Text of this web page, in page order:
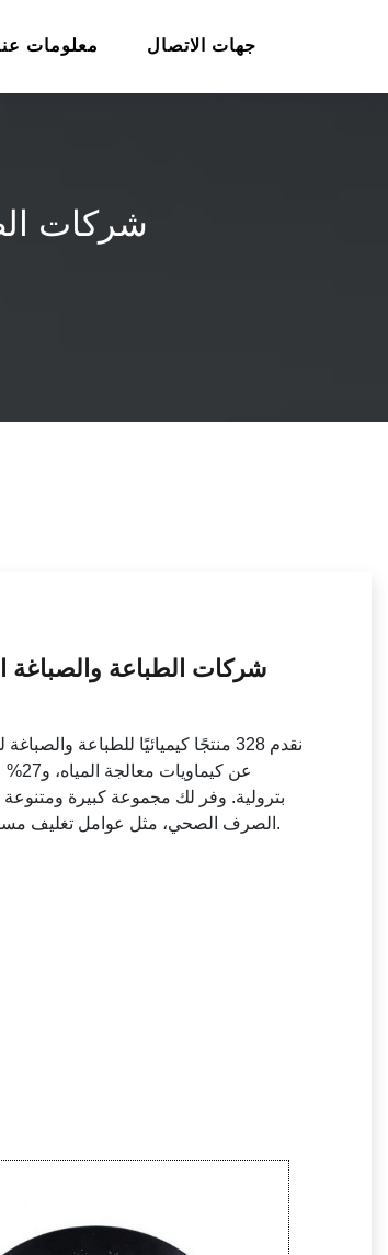
معلومات جهات الاتصال
شركات
شركات الطباعة والصباغة
بترولية. وفر لك مجموعة كبيرة ومتنوعة
الصرف الصحي، مثل عوامل تغليف مساعدة، وكيماويات معالجة المياه، وكيماويات إلكترونية.